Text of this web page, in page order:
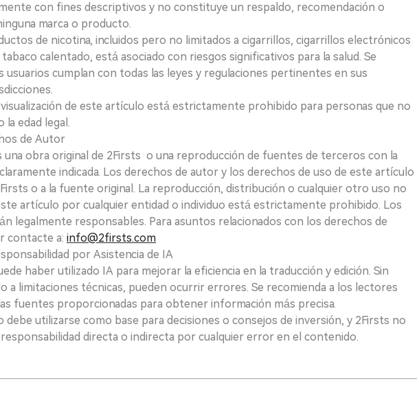
con fines descriptivos y no constituye un respaldo, recomendación o
marca o producto.
de nicotina, incluidos pero no limitados a cigarrillos, cigarrillos electrónicos
calentado, está asociado con riesgos significativos para la salud. Se
usuarios cumplan con todas las leyes y regulaciones pertinentes en sus
visualización de este artículo está estrictamente prohibido para personas que no
la edad legal.
de Autor
una obra original de 2Firsts o una reproducción de fuentes de terceros con la
indicada. Los derechos de autor y los derechos de uso de este artículo
o a la fuente original. La reproducción, distribución o cualquier otro uso no
artículo por cualquier entidad o individuo está estrictamente prohibido. Los
legalmente responsables. Para asuntos relacionados con los derechos de
contacte a: info@2firsts.com
por Asistencia de IA
haber utilizado IA para mejorar la eficiencia en la traducción y edición. Sin
a limitaciones técnicas, pueden ocurrir errores. Se recomienda a los lectores
fuentes proporcionadas para obtener información más precisa.
debe utilizarse como base para decisiones o consejos de inversión, y 2Firsts no
directa o indirecta por cualquier error en el contenido.